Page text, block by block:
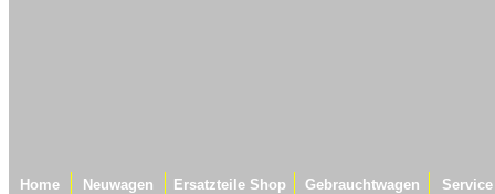
Home Neuwagen Ersatzteile Shop Gebrauchtwagen Service